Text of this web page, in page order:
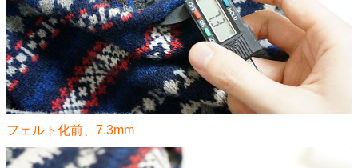
フェルト化前、7.3mm